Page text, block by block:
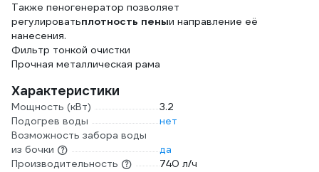
Также пеногенератор позволяет
регулироватьплотность пеныи направление её
нанесения.
Фильтр тонкой очистки
Прочная металлическая рама
Характеристики
Мощность (кВт)
3.2
Подогрев воды
нет
Возможность забора воды
из бочки
да
Производительность
740 л/ч